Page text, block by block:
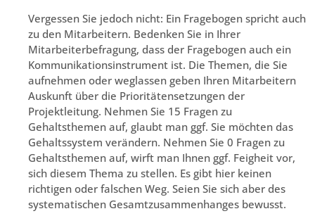
Vergessen Sie jedoch nicht: Ein Fragebogen spricht auch
zu den Mitarbeitern. Bedenken Sie in Ihrer
Mitarbeiterbefragung, dass der Fragebogen auch ein
Kommunikationsinstrument ist. Die Themen, die Sie
aufnehmen oder weglassen geben Ihren Mitarbeitern
Auskunft über die Prioritätensetzungen der
Projektleitung. Nehmen Sie 15 Fragen zu
Gehaltsthemen auf, glaubt man ggf. Sie möchten das
Gehaltssystem verändern. Nehmen Sie 0 Fragen zu
Gehaltsthemen auf, wirft man Ihnen ggf. Feigheit vor,
sich diesem Thema zu stellen. Es gibt hier keinen
richtigen oder falschen Weg. Seien Sie sich aber des
systematischen Gesamtzusammenhanges bewusst.